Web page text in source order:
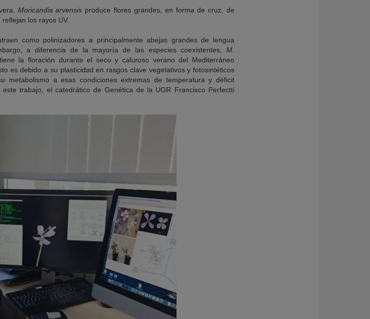
Moricandia arvensis produce flores grandes, en forma de cruz, de
los rayos UV.
como polinizadores a principalmente abejas grandes de lengua
a diferencia de la mayoría de las especies coexistentes, M.
la floración durante el seco y caluroso verano del Mediterráneo
es debido a su plasticidad en rasgos clave vegetativos y fotosintéticos
metabolismo a esas condiciones extremas de temperatura y déficit
trabajo, el catedrático de Genética de la UGR Francisco Perfectti